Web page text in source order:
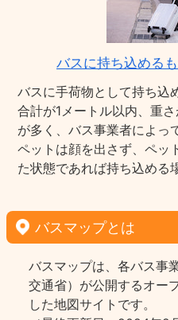
バスに持ち込める
バスに手荷物として持ち込
合計が1メートル以内、重
が多く、バス事業者によっ
ペットは顔を出さず、ペッ
た状態であれば持ち込める
バスマップとは
バスマップは、各バス事
交通省）が公開するオー
した地図サイトです。